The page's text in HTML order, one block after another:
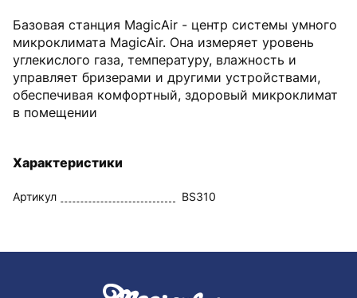
Базовая станция MagicAir - центр системы умного
микроклимата MagicAir. Она измеряет уровень
углекислого газа, температуру, влажность и
управляет бризерами и другими устройствами,
обеспечивая комфортный, здоровый микроклимат
в помещении
Характеристики
Артикул BS310